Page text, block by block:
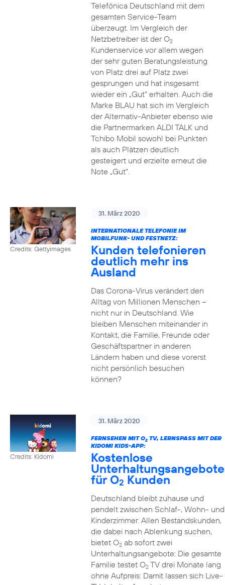
Telefónica Deutschland mit dem
gesamten Service-Team
überzeugt. Im Vergleich der
Netzbetreiber ist der O2
Kundenservice vor allem wegen
der sehr guten Beratungsleistung
von Platz drei auf Platz zwei
gesprungen und hat insgesamt
wieder ein „Gut“ erhalten. Auch die
Marke BLAU hat sich im Vergleich
der Alternativ-Anbieter ebenso wie
die Partnermarken ALDI TALK und
Tchibo Mobil sowohl bei Punkten
als auch Plätzen deutlich
gesteigert und erzielte erneut die
Note „Gut“.
Credits: Gettyimages
31. März 2020
INTERNATIONALE TELEFONIE IM
MOBILFUNK- UND FESTNETZ:
Kunden telefonieren
deutlich mehr ins
Ausland
Das Corona-Virus verändert den
Alltag von Millionen Menschen –
nicht nur in Deutschland. Wie
bleiben Menschen miteinander in
Kontakt, die Familie, Freunde oder
Geschäftspartner in anderen
Ländern haben und diese vorerst
nicht persönlich besuchen
können?
Credits: Kidomi
31. März 2020
FERNSEHEN MIT O2TV, LERNSPASS MIT DER K
IDOMI KIDS-APP:
Kostenlose
Unterhaltungsangebote
für O2 Kunden
Deutschland bleibt zuhause und
pendelt zwischen Schlaf-, Wohn- und
Kinderzimmer. Allen Bestandskunden,
die dabei nach Ablenkung suchen,
bietet O2ab sofort zwei
Unterhaltungsangebote: Die gesamte
Familie testet O2TV drei Monate lang
ohne Aufpreis: Damit lassen sich Live-